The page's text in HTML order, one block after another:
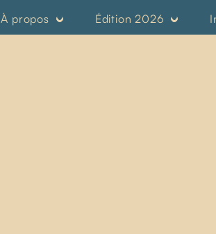
À propos Édition 2026